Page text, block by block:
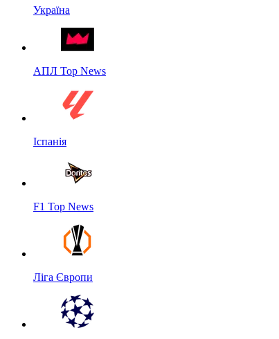
Україна
АПЛ Top News
Іспанія
F1 Top News
Ліга Європи